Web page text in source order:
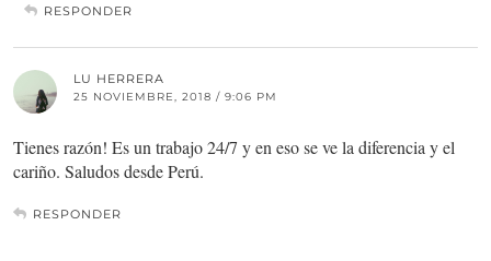
RESPONDER
LU HERRERA
25 NOVIEMBRE, 2018 / 9:06 PM
Tienes razón! Es un trabajo 24/7 y en eso se ve la diferencia y el
cariño. Saludos desde Perú.
RESPONDER